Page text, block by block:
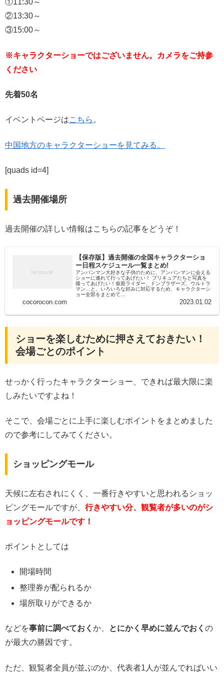
①11:30～
②13:30～
③15:00～
※キャラクターショーではございません。カメラをご持参
ください
先着50名
イベントページはこちら 。
中国地方のキャラクターショーを見てみる。
[quads id=4]
過去開催場所
過去開催の詳しい情報はこちらの記事をどうぞ！
【保存版】過去開催の全国キャラクターショ
ー日程スケジュール一覧まとめ!
アンパンマン大好きな子供のために、アンパンマンに会える
ショーに連れて行ってあげたい！ プリキュアたちと写真を
撮ってあげたい！仮面ライダー、ドンブラザーズ、ウルトラ
マン…と、いろいろな好みに対応するため、キャラクターシ
ョー全部をまとめて...
cocorocon.com 2023.01.02
ショーを楽しむために押さえておきたい！
会場ごとのポイント
せっかく行ったキャラクターショー、できれば最大限に楽
しみたいですよね！
そこで、会場ごとに上手に楽しむポイントをまとめました
ので参考にしてみてください。
ショッピングモール
天候に左右されにくく、一番行きやすいと思われるショッ
ピングモールですが、 行きやすい分、観覧者が多いのがシ
ョッピングモールです！
ポイントとしては
開場時間
整理券が配られるか
場所取りができるか
などを事前に調べておく か、 とにかく早めに並んでおく の
が最大の勝因です。
ただ、観覧者全員が並ぶのか、代表者1人が並んでればいい